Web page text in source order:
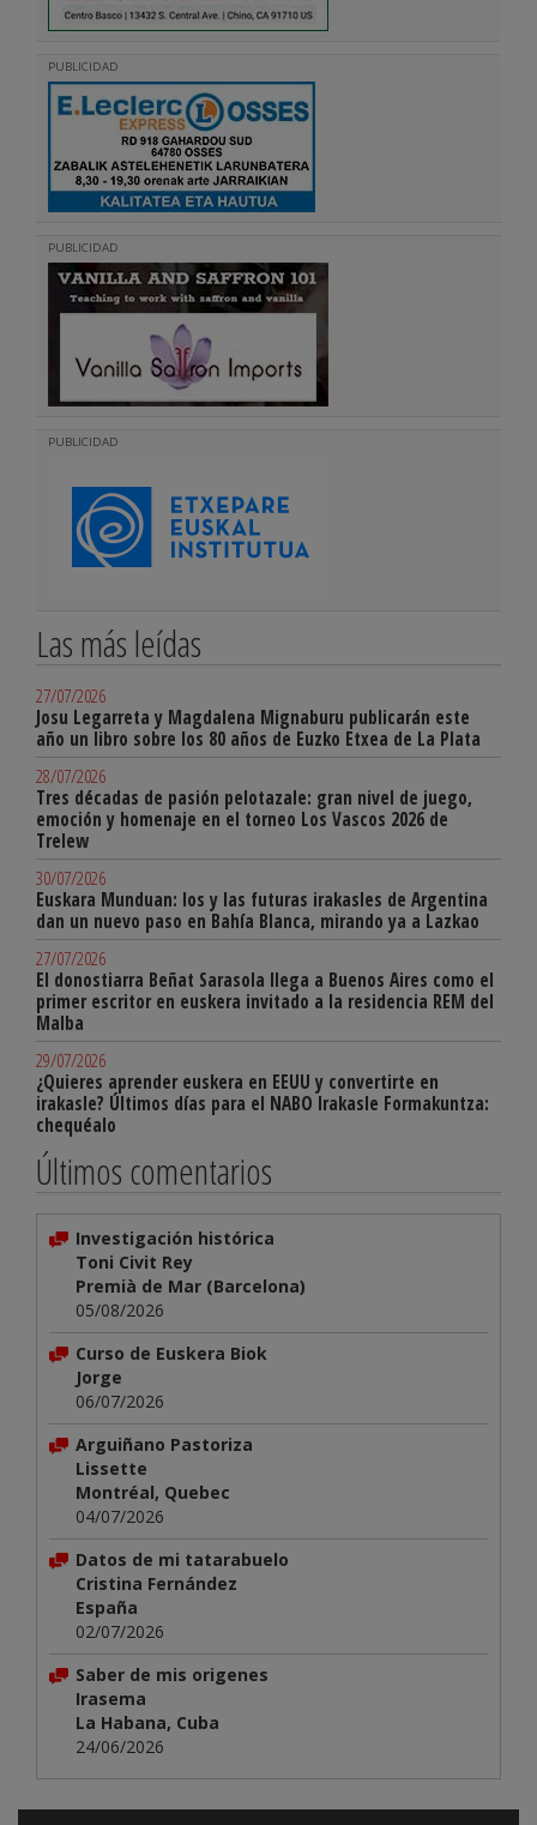
PUBLICIDAD
PUBLICIDAD
PUBLICIDAD
Las más leídas
27/07/2026
Josu Legarreta y Magdalena Mignaburu publicarán este
año un libro sobre los 80 años de Euzko Etxea de La Plata
28/07/2026
Tres décadas de pasión pelotazale: gran nivel de juego,
emoción y homenaje en el torneo Los Vascos 2026 de
Trelew
30/07/2026
Euskara Munduan: los y las futuras irakasles de Argentina
dan un nuevo paso en Bahía Blanca, mirando ya a Lazkao
27/07/2026
El donostiarra Beñat Sarasola llega a Buenos Aires como el
primer escritor en euskera invitado a la residencia REM del
Malba
29/07/2026
¿Quieres aprender euskera en EEUU y convertirte en
irakasle? Últimos días para el NABO Irakasle Formakuntza:
chequéalo
Últimos comentarios
Investigación histórica
Toni Civit Rey
Premià de Mar (Barcelona)
05/08/2026
Curso de Euskera Biok
Jorge
06/07/2026
Arguiñano Pastoriza
Lissette
Montréal, Quebec
04/07/2026
Datos de mi tatarabuelo
Cristina Fernández
España
02/07/2026
Saber de mis origenes
Irasema
La Habana, Cuba
24/06/2026